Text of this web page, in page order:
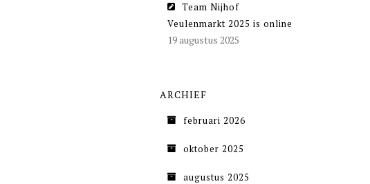
Team Nijhof
Veulenmarkt 2025 is online
19 augustus 2025
ARCHIEF
februari 2026
oktober 2025
augustus 2025